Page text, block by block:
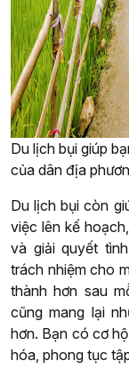
Du lịch bụi giúp
của dân địa
Du lịch bụi còn
việc lên kế
và giải quyết
trách nhiệm cho
thành hơn sau
cũng mang lại
hơn. Bạn có cơ
hóa, phong tục